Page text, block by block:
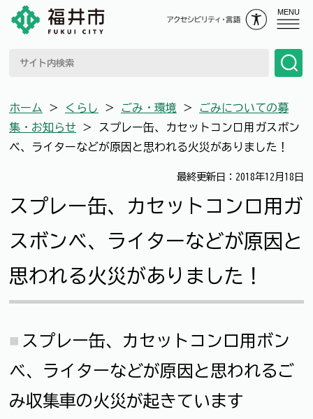
MENU
ホーム ＞ くらし ＞ ごみ・環境 ＞ ごみについての募
集・お知らせ ＞
スプレー缶、カセットコンロ用ガスボン
ベ、ライターなどが原因と思われる火災がありました！
最終更新日：2018年12月18日
スプレー缶、カセットコンロ用ガ
スボンベ、ライターなどが原因と
思われる火災がありました！
スプレー缶、カセットコンロ用ボン
ベ、ライターなどが原因と思われるご
み収集車の火災が起きています